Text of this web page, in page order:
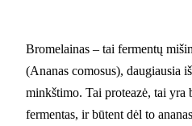
Bromelainas – tai fermentų
(Ananas comosus), daugiausia
minkštimo. Tai proteazė, tai yra
fermentas, ir būtent dėl to